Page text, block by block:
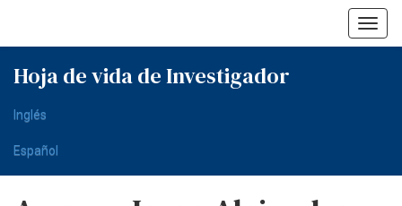
Hoja de vida de Investigador
Inglés
Español